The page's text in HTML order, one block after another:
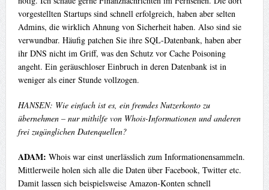
vorgestellten Startups sind schnell erfolgreich, haben aber selten
Admins, die wirklich Ahnung von Sicherheit haben. Also sind sie
verwundbar. Häufig patchen Sie ihre SQL-Datenbank, haben aber
ihr DNS nicht im Griff, was den Schutz vor Cache Poisoning
angeht. Ein geräuschloser Einbruch in deren Datenbank ist in
weniger als einer Stunde vollzogen.
HANSEN: Wie einfach ist es, ein fremdes Nutzerkonto zu
übernehmen – nur mithilfe von Whois-Informationen und anderen
frei zugänglichen Datenquellen?
ADAM: Whois war einst unerlässlich zum Informationensammeln.
Mittlerweile holen sich alle die Daten über Facebook, Twitter etc.
Damit lassen sich beispielsweise Amazon-Konten schnell